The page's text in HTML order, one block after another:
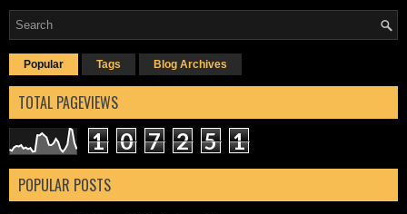
Popular Tags Blog Archives
TOTAL PAGEVIEWS
1 0 7 2 5 1
POPULAR POSTS